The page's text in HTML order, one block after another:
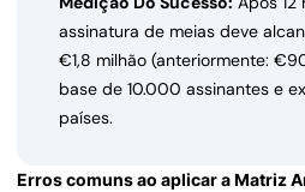
assinatura de meias deve
€1,8 milhão (anteriormente:
base de 10.000 assinantes e
países.
Erros comuns ao aplicar a Matriz